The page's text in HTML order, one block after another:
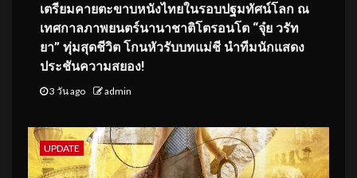
เตรียมคายตะขาบหนังไทยในรอบปฐมทัศน์โลก ณ
เทศกาลภาพยนตร์นานาชาติโตรอนโต “จุ๋ย วรัท
ยา” ทุ่มสุดชีวิต โกนหัวรับบทแม่ชี นำทีมนักแสดง
ประชันความสยอง!
3 วัน ago admin
UPDATE